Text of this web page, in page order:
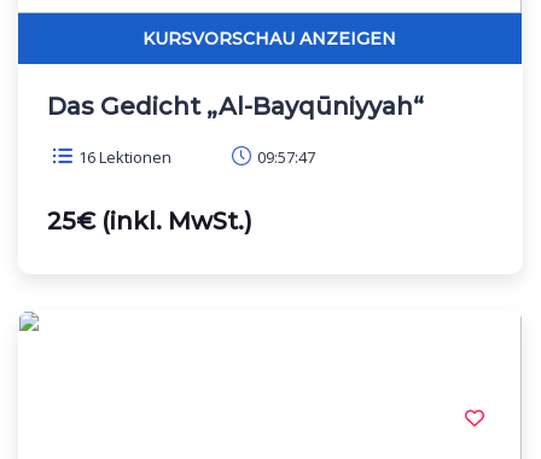
Das Gedicht „Al-Bayqūniyyah“
16 Lektionen 09:57:47
25€ (inkl. MwSt.)